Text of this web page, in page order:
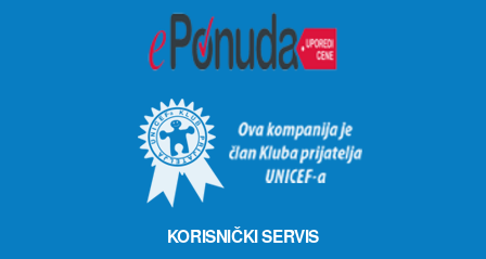
KORISNIČKI SERVIS